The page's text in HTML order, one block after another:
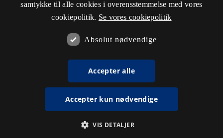
samtykke til alle cookies i overensstemmelse med vores
cookiepolitik. Se vores cookiepolitik
Absolut nødvendige
Accepter alle
Accepter kun nødvendige
VIS DETALJER